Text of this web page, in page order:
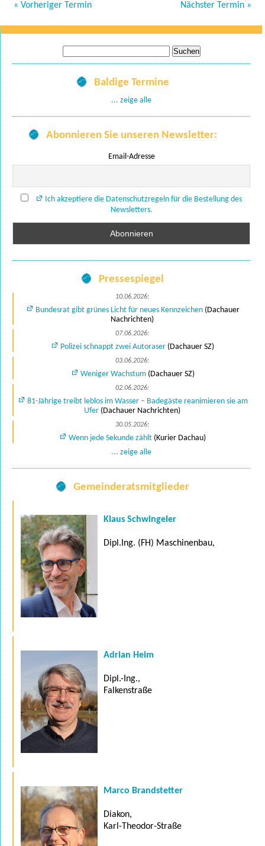
« Vorheriger Termin Nächster Termin »
nach:
Baldige Termine
... zeige alle
Abonnieren Sie unseren Newsletter:
Email-Adresse
Ich akzeptiere die Datenschutzregeln für die Bestellung des
Newsletters.
Pressespiegel
10.06.2026:
Bundesrat gibt grünes Licht für neues Kennzeichen(Dachauer
Nachrichten)
07.06.2026:
Polizei schnappt zwei Autoraser (Dachauer SZ)
03.06.2026:
Weniger Wachstum(Dachauer SZ)
02.06.2026:
81-Jährige treibt leblos im Wasser – Badegäste reanimieren sie am
Ufer(Dachauer Nachrichten)
30.05.2026:
Wenn jede Sekunde zählt (Kurier Dachau)
... zeige alle
Gemeinderatsmitglieder
Klaus Schwingeler
Dipl.Ing. (FH) Maschinenbau,
Adrian Heim
Dipl.-Ing.,
Falkenstraße
Marco Brandstetter
Diakon,
Karl-Theodor-Straße